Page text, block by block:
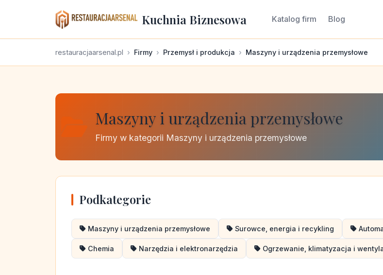
Kuchnia Biznesowa Katalog firm Blog
restauracjaarsenal.pl Firmy Przemysł i produkcja Maszyny i urządzenia przemysłowe
Maszyny i urządzenia przemysłowe
Firmy w kategorii Maszyny i urządzenia przemysłowe
Podkategorie
Maszyny i urządzenia przemysłowe Surowce, energia i recykling
Chemia Narzędzia i elektronarzędzia Ogrzewanie, klimatyzacja i